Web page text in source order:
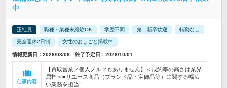
中
正社員 職種・業種未経験OK 学歴不問 第二新卒歓迎 転勤なし
完全週休2日制 女性のおしごと掲載中
情報更新日：2026/08/06 終了予定日：2026/10/01
仕事内容
【買取営業／個人ノルマもありません】＜成約率の高さは業界
屈指＞■リユース商品（ブランド品・宝飾品等）に関する幅広
い業務を担当！